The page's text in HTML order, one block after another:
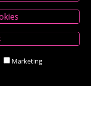
der Glan
Marketing